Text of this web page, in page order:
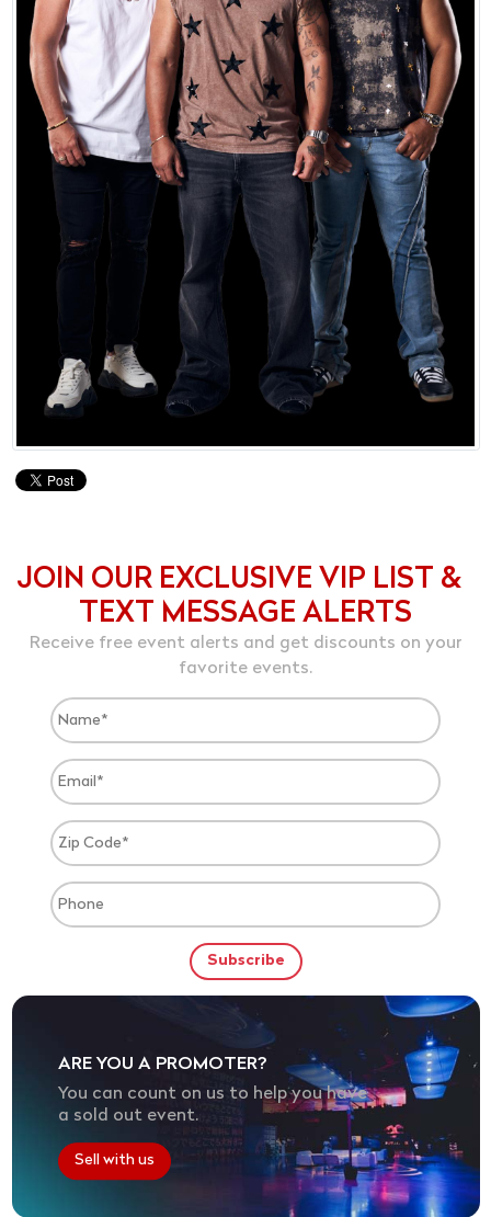
JOIN OUR EXCLUSIVE VIP LIST &
TEXT MESSAGE ALERTS
Receive free event alerts and get discounts on your
favorite events.
ARE YOU A PROMOTER?
You can count on us to help you have
a sold out event.
Sell with us